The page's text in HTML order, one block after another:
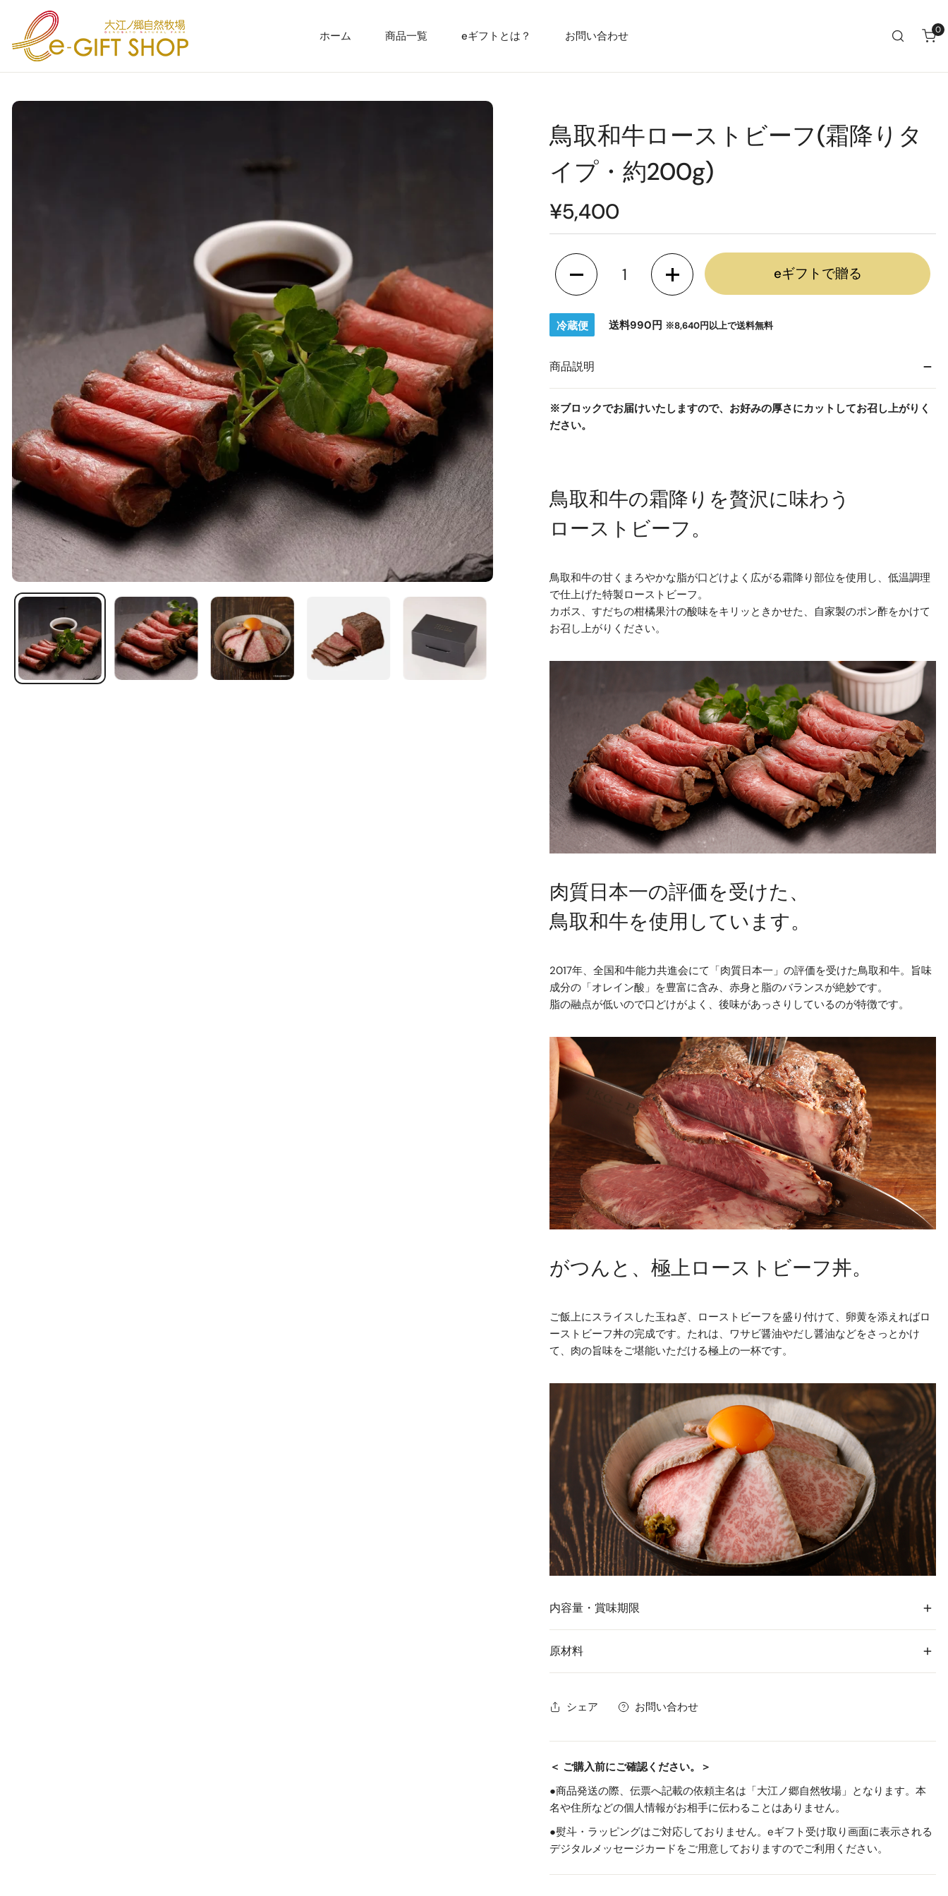
ツにスキップ
ホーム
商品一覧 eギフトとは？ お問い合わせ 0ア
ギャラリービューでメディアを開く ギャラリービューでメディアを開く
鳥取和牛ローストビーフ(霜降りタ
イプ・約200g)
通
常
格
¥5,400
鳥取和牛ローストビーフ(霜降りタイプ・約200g)の数量を減らします
鳥取和牛ローストビーフ(霜降りタイプ・約200g)の数量
eギフトで贈る
冷蔵便 送料990円 ※8,640円以上で送料無料
商品説明
※ブロックでお届けいたしますので、お好みの厚さにカットしてお召し上がりく
ださい。
鳥取和牛の霜降りを贅沢に味わう
ローストビーフ。
鳥取和牛の甘くまろやかな脂が口どけよく広がる霜降り部位を使用し、低温調理
で仕上げた特製ローストビーフ。
カボス、すだちの柑橘果汁の酸味をキリッときかせた、自家製のポン酢をかけて
お召し上がりください。
肉質日本一の評価を受けた、
鳥取和牛を使用しています。
2017年、全国和牛能力共進会にて「肉質日本一」の評価を受けた鳥取和牛。旨味
成分の「オレイン酸」を豊富に含み、赤身と脂のバランスが絶妙です。
脂の融点が低いので口どけがよく、後味があっさりしているのが特徴です。
がつんと、極上ローストビーフ丼。
ご飯上にスライスした玉ねぎ、ローストビーフを盛り付けて、卵黄を添えればロ
ーストビーフ丼の完成です。たれは、ワサビ醤油やだし醤油などをさっとかけ
て、肉の旨味をご堪能いただける極上の一杯です。
内容量・賞味期限
賞味期限
※未開封での冷凍保存で14日程度美味しくお召し上がり
いただけます。
※賞味期限および消費期限はすべて発送日を含めた日数
特定原材料等 小麦、牛肉、大豆
原材料
トビーフ霜降り
タイプ
【鳥取和牛ローストビーフ】牛肉(鳥取和牛)(鳥取県産)、
酢】濃口醤油(本醸造)(国内製造)、本みりん、柑橘果汁(か
含む)
シェア お問い合わせ
＜ ご購入前にご確認ください。＞
●商品発送の際、伝票へ記載の依頼主名は「大江ノ郷自然牧場」となります。本
名や住所などの個人情報がお相手に伝わることはありません。
●熨斗・ラッピングはご対応しておりません。eギフト受け取り画面に表示される
デジタルメッセージカードをご用意しておりますのでご利用ください。